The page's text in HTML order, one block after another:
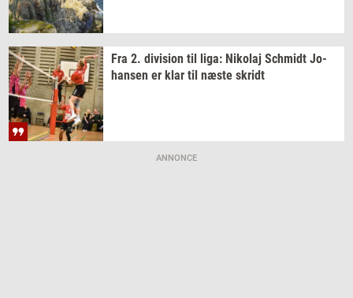
Fra 2. di­vi­sion til liga: Ni­ko­laj Sch­midt Jo­
han­sen er klar til næste skridt
ANNONCE